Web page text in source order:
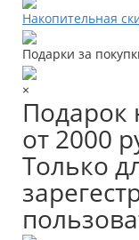
Накопительная
Подарки за
×
Подарок
от 2000
Только